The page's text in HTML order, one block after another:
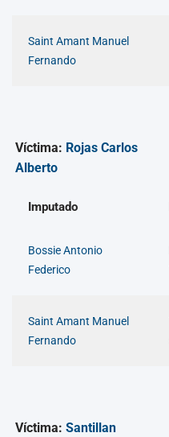
Saint Amant Manuel
Fernando
Víctima: Rojas Carlos
Alberto
Imputado
Bossie Antonio
Federico
Saint Amant Manuel
Fernando
Víctima: Santillan